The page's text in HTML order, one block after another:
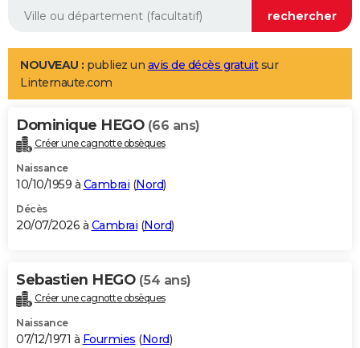
Aménagement intérieur
LIFESTYLE
Art de vivre
Bien-être
Loisirs
Mode
Modes de vie
Alimentation
Guide de la santé
Maladies
Médicaments
Sommeil
VOYAGE
Destinations
City break
Voyage nature
Voyage de noces
Forum
Climat
+PHOTO
GUIDES D'ACHAT
BONS PLANS
Carte de Noël
Carte Bonne année
Carte Saint-Valentin
Carte Pâques
Carte d'anniversaire
DICTIONNAIRE
Dictionnaire
Biographies
Citations
Expressions
Proverbes
PROGRAMME TV
NOUVEAU : publiez un avis de décès gratuitsur
Linternaute.com
Dominique HEGO (66 ans)
Créer une cagnotte obsèques
Naissance
10/10/1959 à Cambrai (Nord)
Décès
20/07/2026 à Cambrai (Nord)
Sebastien HEGO (54 ans)
Créer une cagnotte obsèques
Naissance
07/12/1971 à Fourmies (Nord)